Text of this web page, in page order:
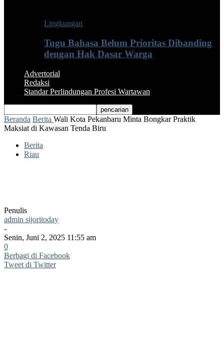
Lingkungan
Tugu Bahasa Belum Prioritas Dibanding
dengan Hak Dasar Warga
Advertorial
Redaksi
Standar Perlindungan Profesi Wartawan
Beranda Berita Wali Kota Pekanbaru Minta Bongkar Praktik
Maksiat di Kawasan Tenda Biru
Berita
Riau
Penulis
admin sijoritoday
-
Senin, Juni 2, 2025 11:55 am
0
Berbagi di Facebook
Tweet di Twitter